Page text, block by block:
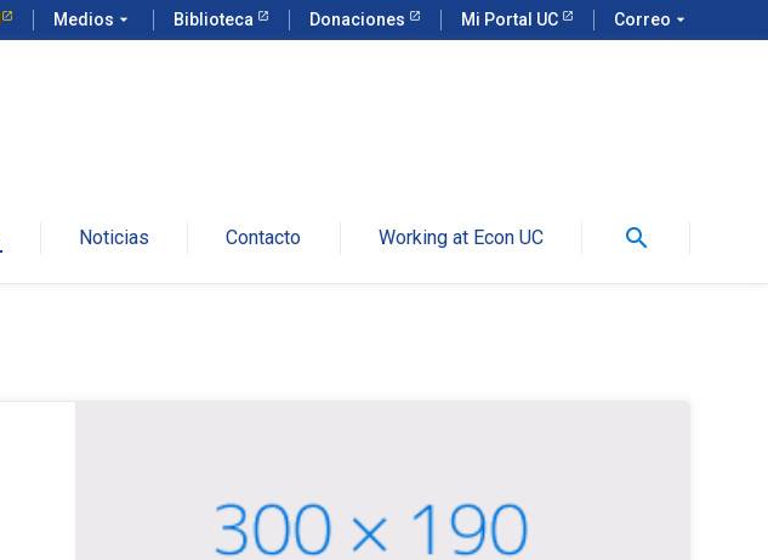
Medios arrow_drop_down Biblioteca Donaciones Mi Portal UC Correo arrow_drop_down
Noticias Contacto Working at Econ UC search